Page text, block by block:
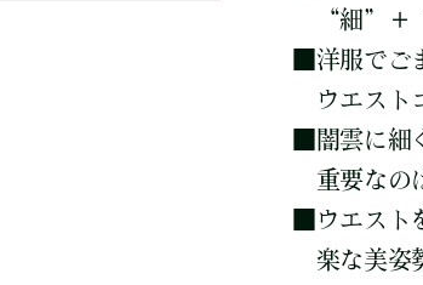
“細”＋“
洋服でご
ウエスト
闇雲に細
重要なの
ウエスト
楽な美姿